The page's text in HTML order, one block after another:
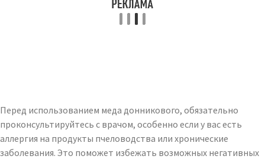
Перед использованием меда донникового, обязательно
проконсультируйтесь с врачом, особенно если у вас есть
аллергия на продукты пчеловодства или хронические
заболевания. Это поможет избежать возможных негативных